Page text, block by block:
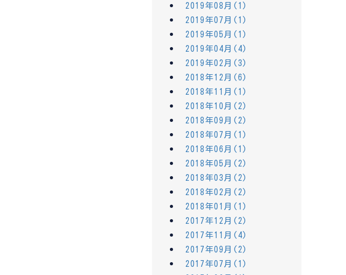
2019年08月(1)
2019年07月(1)
2019年05月(1)
2019年04月(4)
2019年02月(3)
2018年12月(6)
2018年11月(1)
2018年10月(2)
2018年09月(2)
2018年07月(1)
2018年06月(1)
2018年05月(2)
2018年03月(2)
2018年02月(2)
2018年01月(1)
2017年12月(2)
2017年11月(4)
2017年09月(2)
2017年07月(1)